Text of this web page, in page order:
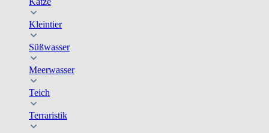
Kleintier
Süßwasser
Meerwasser
Teich
Terraristik